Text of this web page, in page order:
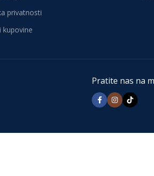
privatnosti
kupovine
Pratite nas na